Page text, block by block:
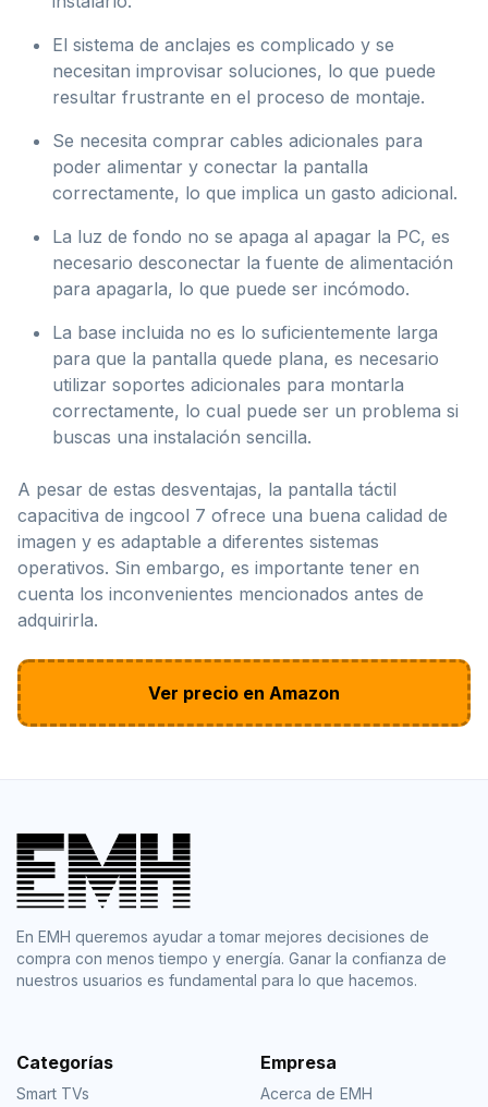
El sistema de anclajes es complicado y se
necesitan improvisar soluciones, lo que puede
resultar frustrante en el proceso de montaje.
Se necesita comprar cables adicionales para
poder alimentar y conectar la pantalla
correctamente, lo que implica un gasto adicional.
La luz de fondo no se apaga al apagar la PC, es
necesario desconectar la fuente de alimentación
para apagarla, lo que puede ser incómodo.
La base incluida no es lo suficientemente larga
para que la pantalla quede plana, es necesario
utilizar soportes adicionales para montarla
correctamente, lo cual puede ser un problema si
buscas una instalación sencilla.
A pesar de estas desventajas, la pantalla táctil
capacitiva de ingcool 7 ofrece una buena calidad de
imagen y es adaptable a diferentes sistemas
operativos. Sin embargo, es importante tener en
cuenta los inconvenientes mencionados antes de
adquirirla.
Ver precio en Amazon
En EMH queremos ayudar a tomar mejores decisiones de
compra con menos tiempo y energía. Ganar la confianza de
nuestros usuarios es fundamental para lo que hacemos.
Categorías
Smart TVs
Empresa
Acerca de EMH